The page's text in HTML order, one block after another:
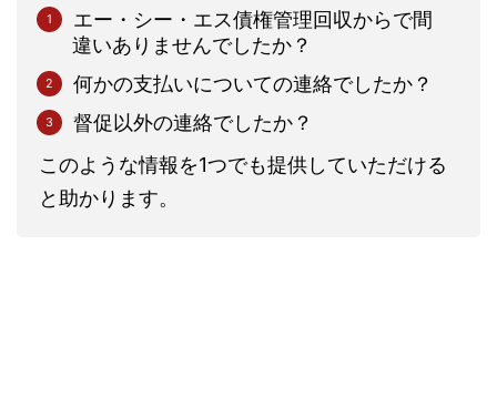
エー・シー・エス債権管理回収からで間
違いありませんでしたか？
何かの支払いについての連絡でしたか？
督促以外の連絡でしたか？
このような情報を1つでも提供していただける
と助かります。